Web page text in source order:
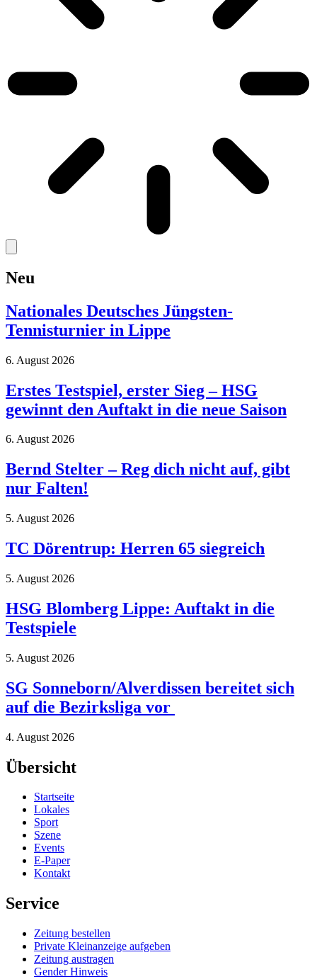
Neu
Nationales Deutsches Jüngsten-
Tennisturnier in Lippe
6. August 2026
Erstes Testspiel, erster Sieg – HSG
gewinnt den Auftakt in die neue Saison
6. August 2026
Bernd Stelter – Reg dich nicht auf, gibt
nur Falten!
5. August 2026
TC Dörentrup: Herren 65 siegreich
5. August 2026
HSG Blomberg Lippe: Auftakt in die
Testspiele
5. August 2026
SG Sonneborn/Alverdissen bereitet sich
auf die Bezirksliga vor
4. August 2026
Übersicht
Startseite
Lokales
Sport
Szene
Events
E-Paper
Kontakt
Service
Zeitung bestellen
Private Kleinanzeige aufgeben
Zeitung austragen
Gender Hinweis